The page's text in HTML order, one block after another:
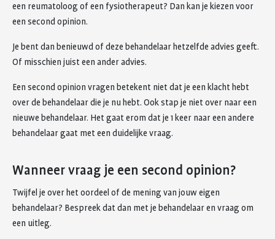
een reumatoloog of een fysiotherapeut? Dan kan je kiezen voor
een second opinion.
Je bent dan benieuwd of deze behandelaar hetzelfde advies geeft.
Of misschien juist een ander advies.
Een second opinion vragen betekent niet dat je een klacht hebt
over de behandelaar die je nu hebt. Ook stap je niet over naar een
nieuwe behandelaar. Het gaat erom dat je 1 keer naar een andere
behandelaar gaat met een duidelijke vraag.
Wanneer vraag je een second opinion?
Twijfel je over het oordeel of de mening van jouw eigen
behandelaar? Bespreek dat dan met je behandelaar en vraag om
een uitleg.